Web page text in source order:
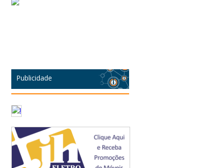
Publicidade